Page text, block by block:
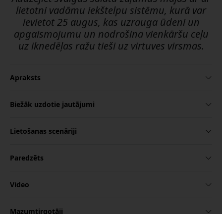
lietotni vadāmu iekštelpu sistēmu, kurā var
ievietot 25 augus, kas uzrauga ūdeni un
apgaismojumu un nodrošina vienkāršu ceļu
uz iknedēļas ražu tieši uz virtuves virsmas.
Apraksts
Biežāk uzdotie jautājumi
Lietošanas scenāriji
Paredzēts
Video
Mazumtirgotāji